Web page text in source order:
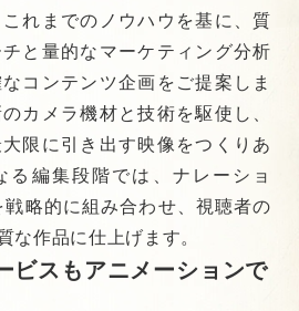
れまでのノウハウを基に、質
と量的なマーケティング分析
コンテンツ企画をご提案しま
カメラ機材と技術を駆使し、
限に引き出す映像をつくりあ
る編集段階では、ナレーショ
戦略的に組み合わせ、視聴者の
な作品に仕上げます。
ビスもアニメーションで